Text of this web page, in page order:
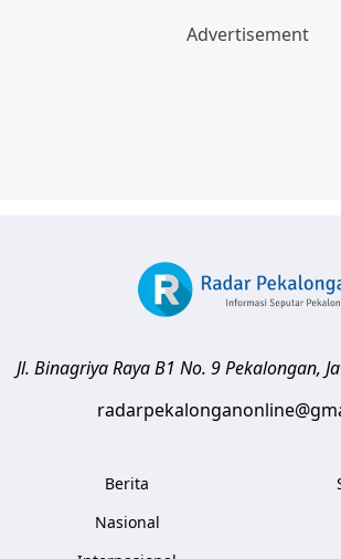
Jl. Binagriya Raya B1 No. 9Pekalongan,
Berita
Nasional